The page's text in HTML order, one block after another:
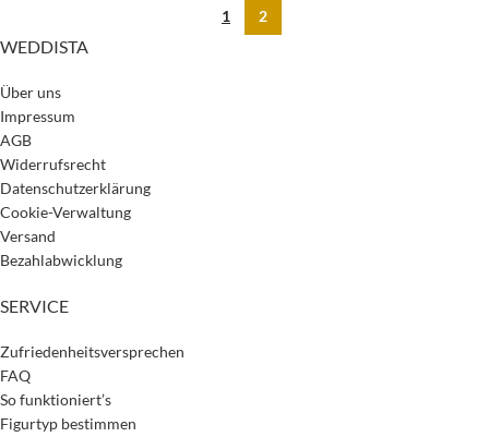
1 2
WEDDISTA
Über uns
Impressum
AGB
Widerrufsrecht
Datenschutzerklärung
Cookie-Verwaltung
Versand
Bezahlabwicklung
SERVICE
Zufriedenheitsversprechen
FAQ
So funktioniert’s
Figurtyp bestimmen